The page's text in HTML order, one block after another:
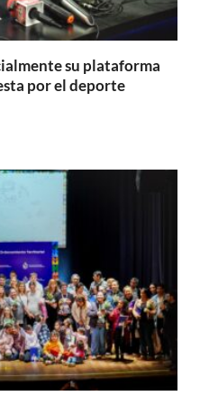
su plataforma
por el deporte